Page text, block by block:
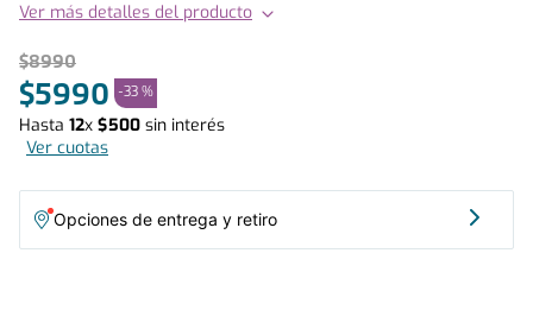
es compatible con los siguientes modelos : • FORZA TFM10 GL •
TFM 13 GL • FORZA TFM 13 GN • FORZA TFM 10 ECO GL • FORZA
Ver más detalles del producto
$8990
$5990 -33 %
Hasta 12x $500 sin interés
Ver cuotas
Opciones de entrega y retiro